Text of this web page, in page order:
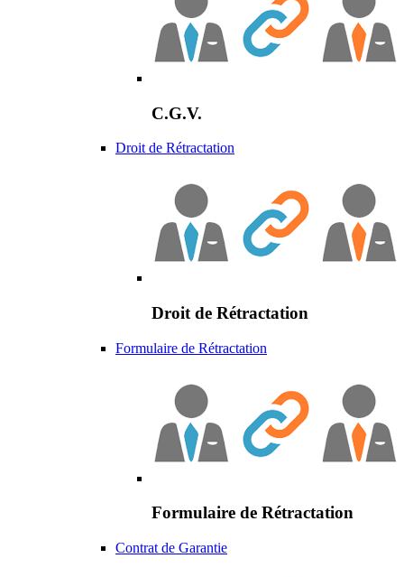
C.G.V.
Droit de Rétractation
Droit de Rétractation
Formulaire de Rétractation
Formulaire de Rétractation
Contrat de Garantie